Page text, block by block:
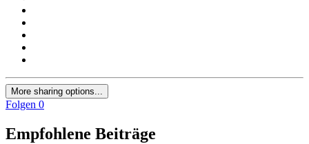
More sharing options...
Folgen 0
Empfohlene Beiträge